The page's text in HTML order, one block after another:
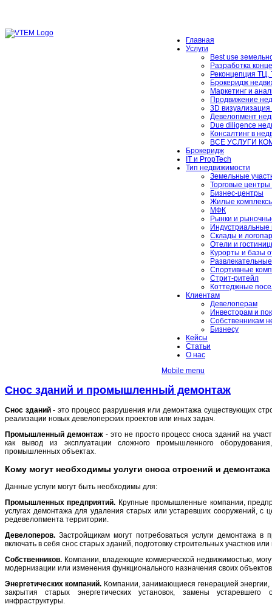
Главная
Услуги
Best use
Разработка
Реконцепция
Брокеридж
Маркетинг и
Продвижение
3D
Девелопмент
Due diligence
Консалтинг в
ВСЕ УСЛУГИ
Брокеридж
IT и PropTech
Тип недвижимости
Земельные
Торговые
Бизнес-центры
Жилые
МФК
Рынки и
Индустриальные
Склады и
Отели и
Курорты и базы
Спортивные
Стрит-ритейл
Коттеджные
Клиентам
Девелоперам
Инвесторам и
Собственникам
Бизнесу
Кейсы
Статьи
О нас
Mobile menu
Снос зданий и промышленный демонтаж
Снос зданий- это процесс разрушения или демонтажа существующих
реализации новых девелоперских проектов или иных задач.
Промышленный демонтаж- это не просто процесс сноса зданий на
как вывод из эксплуатации сложного промышленного
промышленных объектах.
Кому могут необходимы услуги сноса строений и демонтажа
Данные услуги могут быть необходимы для:
Промышленных предприятий. Крупные промышленные компании,
услугах демонтажа для удаления старых или устаревших сооружений, с
редевелопмента территории.
Девелоперов. Застройщикам могут потребоваться услуги демонтажа в
включать в себя снос старых зданий, подготовку строительных участков
Собственников. Компании, владеющие коммерческой недвижимостью,
модернизации или изменения функционального назначения своих
Энергетических компаний. Компании, занимающиеся генерацией
закрытия старых энергетических установок, замены устаревшего
инфраструктуры.